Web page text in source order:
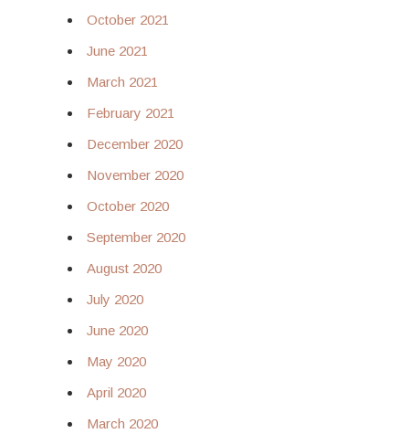
October 2021
June 2021
March 2021
February 2021
December 2020
November 2020
October 2020
September 2020
August 2020
July 2020
June 2020
May 2020
April 2020
March 2020